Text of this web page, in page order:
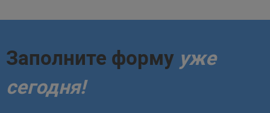
Заполните форму уже
сегодня!